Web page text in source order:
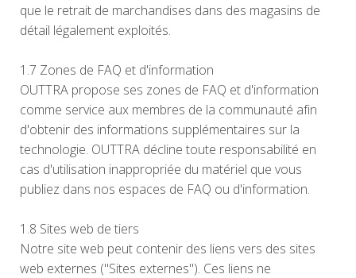
que le retrait de marchandises dans des magasins de
détail légalement exploités.
1.7 Zones de FAQ et d'information
OUTTRA propose ses zones de FAQ et d'information
comme service aux membres de la communauté afin
d'obtenir des informations supplémentaires sur la
technologie. OUTTRA décline toute responsabilité en
cas d'utilisation inappropriée du matériel que vous
publiez dans nos espaces de FAQ ou d'information.
1.8 Sites web de tiers
Notre site web peut contenir des liens vers des sites
web externes ("Sites externes"). Ces liens ne